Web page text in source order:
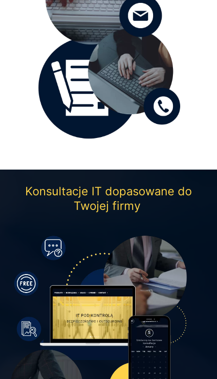
Konsultacje IT dopasowane do
Twojej firmy